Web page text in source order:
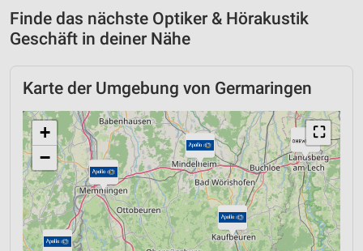
Finde das nächste Optiker & Hörakustik
Geschäft in deiner Nähe
Karte der Umgebung von Germaringen
⛶
+
−